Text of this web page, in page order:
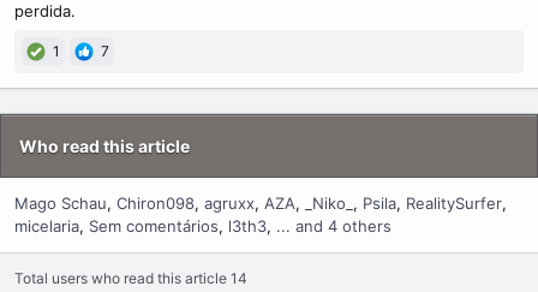
perdida.
1 7
Who read this article
Mago Schau Chiron098 agruxx AZA _Niko_ Psila RealitySurfer
micelaria Sem comentários l3th3 ... and 4 others
Total users who read this article 14